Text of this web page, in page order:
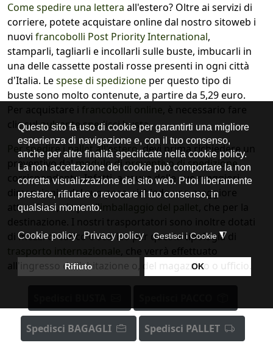
Come spedire una lettera all'estero? Oltre ai servizi di
corriere, potete acquistare online dal nostro sitoweb i
nuovi francobolli Post Priority International,
stamparli, tagliarli e incollarli sulle buste, imbucarli in
una delle cassette postali rosse presenti in ogni città
d'Italia. Lespese di spedizione per questo tipo di
buste sono molto contenute, a partire da 5,29 euro.
Per acquistare i francobolli online, è necessario fare
clic sulpulsante spedisci busta.
Per spedire i pallet all'estero, devi prima richiedere un
preventivo dalmodulo di preventivo di spedizione
corrispondente. Infatti, a causa delle sue maggiori
dimensioni e del suo peso, richiede una maggiore
attenzione, sia per l'imballaggio del pallet, che per la
destinazione. I nostri trasportatori sono inoltre dotati
di mezzi di carico e scarico per questa tipologia di
trasporto internazionale, che verrà effettuato
all'ingresso dell'abitazione o, del magazzino o ufficio.
Spedisci BAGAGLI Spedisci PALLET